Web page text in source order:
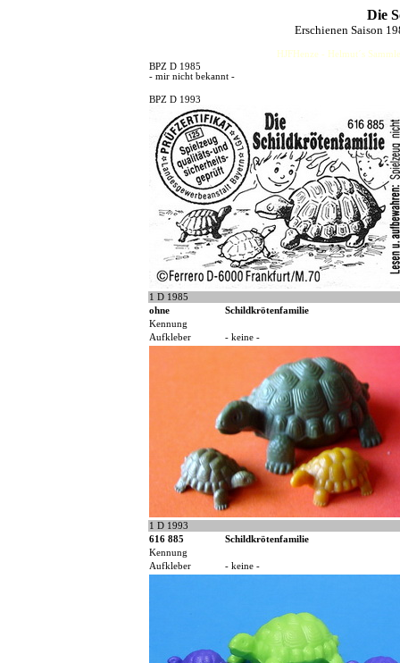
Die
Erschienen Saison
HJFHenze - Helmut´s
BPZ D 1985
- mir nicht bekannt -
BPZ D 1993
1 D 1985
ohne
Schildkrötenfamilie
Kennung
Aufkleber
- keine -
1 D 1993
616 885
Schildkrötenfamilie
Kennung
Aufkleber
- keine -